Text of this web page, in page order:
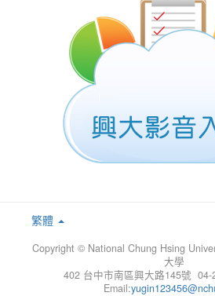
繁體
Copyright © National Chung Hsing
大學
402 台中市南區興大路145號 04-
Email: